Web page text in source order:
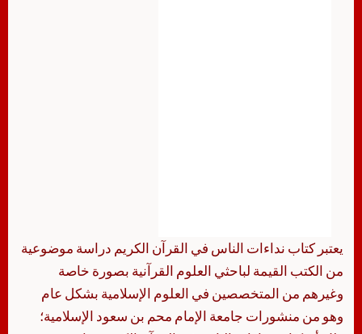
يعتبر كتاب نداءات الناس في القرآن الكريم دراسة موضوعية
من الكتب القيمة لباحثي العلوم القرآنية بصورة خاصة
وغيرهم من المتخصصين في العلوم الإسلامية بشكل عام
وهو من منشورات جامعة الإمام محم بن سعود الإسلامية؛